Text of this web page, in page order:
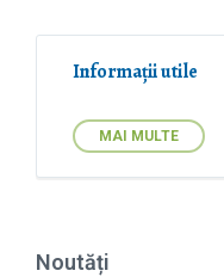
Informații utile
MAI MULTE
Noutăți